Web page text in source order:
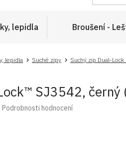
lepidla Broušení -
lepidla Suché zipy Suchý zip Dual-Lock
SJ3542,
Podrobnosti hodnocení